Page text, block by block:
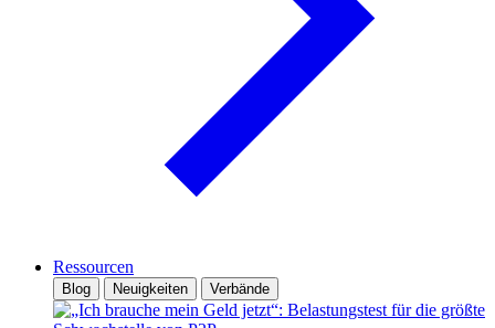
Ressourcen
Blog Neuigkeiten Verbände